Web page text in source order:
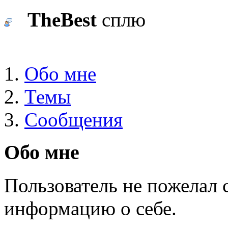
TheBest сплю
Обо мне
Темы
Сообщения
Обо мне
Пользователь не
информацию о себе.